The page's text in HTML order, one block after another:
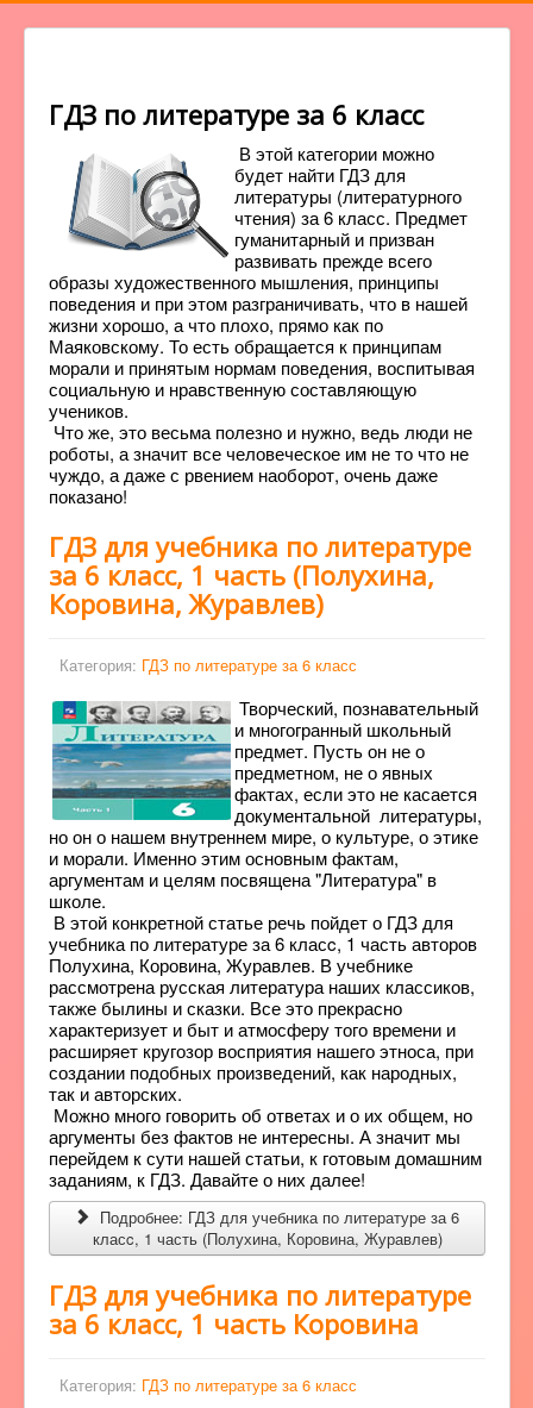
ГДЗ по литературе за 6 класс
В этой категории можно
будет найти ГДЗ для
литературы (литературного
чтения) за 6 класс. Предмет
гуманитарный и призван
развивать прежде всего
образы художественного мышления, принципы
поведения и при этом разграничивать, что в нашей
жизни хорошо, а что плохо, прямо как по
Маяковскому. То есть обращается к принципам
морали и принятым нормам поведения, воспитывая
социальную и нравственную составляющую
учеников.
Что же, это весьма полезно и нужно, ведь люди не
роботы, а значит все человеческое им не то что не
чуждо, а даже с рвением наоборот, очень даже
показано!
ГДЗ для учебника по литературе
за 6 класc, 1 часть (Полухина,
Коровина, Журавлев)
Категория: ГДЗ по литературе за 6 класс
Творческий, познавательный
и многогранный школьный
предмет. Пусть он не о
предметном, не о явных
фактах, если это не касается
документальной литературы,
но он о нашем внутреннем мире, о культуре, о этике
и морали. Именно этим основным фактам,
аргументам и целям посвящена "Литература" в
школе.
В этой конкретной статье речь пойдет о ГДЗ для
учебника по литературе за 6 класc, 1 часть авторов
Полухина, Коровина, Журавлев. В учебнике
рассмотрена русская литература наших классиков,
также былины и сказки. Все это прекрасно
характеризует и быт и атмосферу того времени и
расширяет кругозор восприятия нашего этноса, при
создании подобных произведений, как народных,
так и авторских.
Можно много говорить об ответах и о их общем, но
аргументы без фактов не интересны. А значит мы
перейдем к сути нашей статьи, к готовым домашним
заданиям, к ГДЗ. Давайте о них далее!
Подробнее: ГДЗ для учебника по литературе за 6
класc, 1 часть (Полухина, Коровина, Журавлев)
ГДЗ для учебника по литературе
за 6 класc, 1 часть Коровина
Категория: ГДЗ по литературе за 6 класс